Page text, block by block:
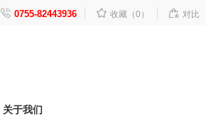
 0755-82443936  收藏（0）  对比
关于我们